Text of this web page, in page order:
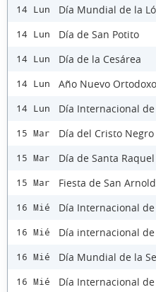
14 Lun Día Mundial de la
14 Lun Día de San Potito
14 Lun Día de la Cesárea
14 Lun Año Nuevo Ortodoxo
14 Lun Día Internacional
15 Mar Día del Cristo
15 Mar Día de Santa Raquel
15 Mar Fiesta de San
16 Mié Día Internacional
16 Mié Día internacional
16 Mié Día Mundial de la
16 Mié Día Internacional